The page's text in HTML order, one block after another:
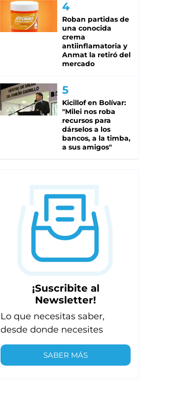
Roban partidas de
una conocida
crema
antiinflamatoria y
Anmat la retiró del
mercado
Kicillof en Bolívar:
"Milei nos roba
recursos para
dárselos a los
bancos, a la timba,
a sus amigos"
¡Suscribite al
Newsletter!
Lo que necesitas saber,
desde donde necesites
SABER MÁS